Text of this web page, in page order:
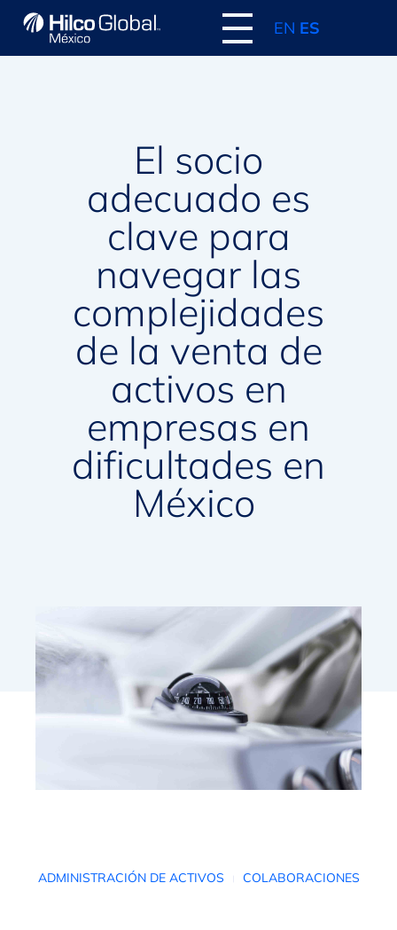
EN ES
El socio
adecuado es
clave para
navegar las
complejidades
de la venta de
activos en
empresas en
dificultades en
México
E
ADMINISTRACIÓN DE ACTIVOS COLABORACIONES